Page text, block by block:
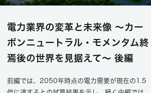
電力業界の変革と未来像 ～カー
ボンニュートラル・モメンタム終
焉後の世界を見据えて～ 後編
前編では、2050年時点の電力需要が現在の1.5